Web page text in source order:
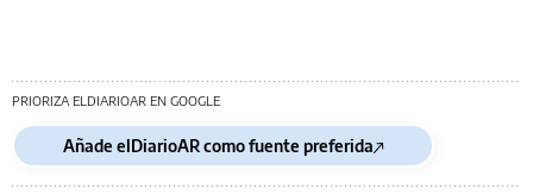
PRIORIZA ELDIARIOAR EN GOOGLE
Añade elDiarioAR como fuente preferida